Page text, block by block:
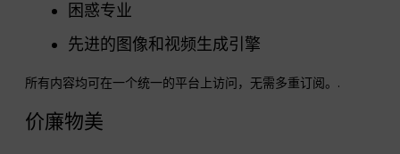
困惑专业
先进的图像和视频生成引擎
所有内容均可在一个统一的平台上访问，无需多重订阅。.
价廉物美